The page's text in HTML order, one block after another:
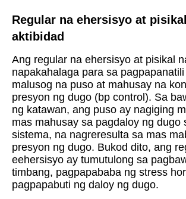
Regular na ehersisyo at
aktibidad
Ang regular na ehersisyo at pisikal
napakahalaga para sa
malusog na puso at mahusay na
presyon ng dugo (bp control). Sa
ng katawan, ang puso ay nagiging
mas mahusay sa pagdaloy ng dugo
sistema, na nagreresulta sa mas
presyon ng dugo. Bukod dito, ang
eehersisyo ay tumutulong sa
timbang, pagpapababa ng stress
pagpapabuti ng daloy ng dugo.